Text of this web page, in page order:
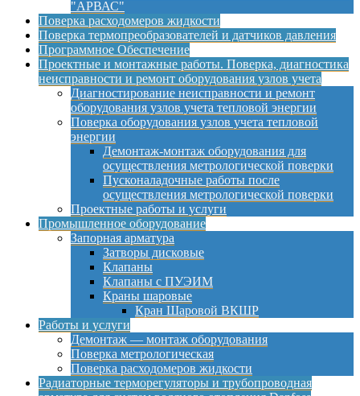
"АРВАС"
Поверка расходомеров жидкости
Поверка термопреобразователей и датчиков давления
Программное Обеспечение
Проектные и монтажные работы. Поверка, диагностика
неисправности и ремонт оборудования узлов учета
Диагностирование неисправности и ремонт
оборудования узлов учета тепловой энергии
Поверка оборудования узлов учета тепловой
энергии
Демонтаж-монтаж оборудования для
осуществления метрологической поверки
Пусконаладочные работы после
осуществления метрологической поверки
Проектные работы и услуги
Промышленное оборудование
Запорная арматура
Затворы дисковые
Клапаны
Клапаны с ПУЭИМ
Краны шаровые
Кран Шаровой ВКШР
Работы и услуги
Демонтаж — монтаж оборудования
Поверка метрологическая
Поверка расходомеров жидкости
Радиаторные терморегуляторы и трубопроводная